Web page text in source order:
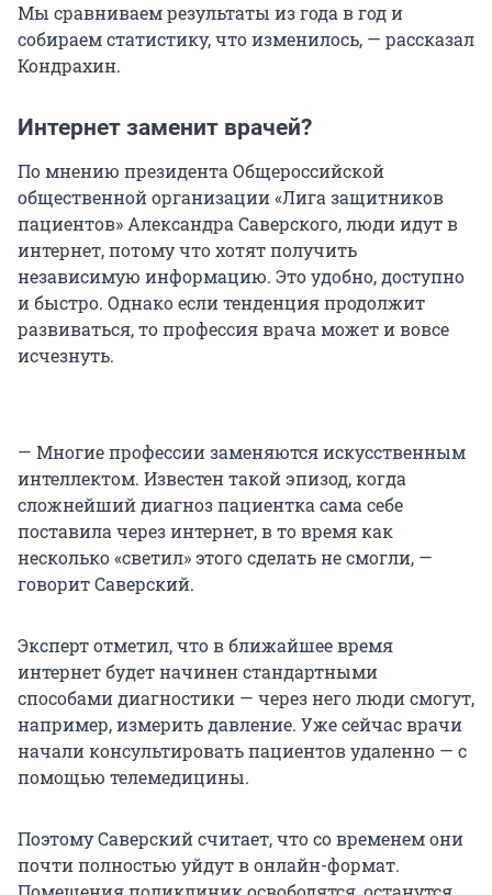
Мы сравниваем результаты из года в год и
собираем статистику, что изменилось, — рассказал
Кондрахин.
Интернет заменит врачей?
По мнению президента Общероссийской
общественной организации «Лига защитников
пациентов» Александра Саверского, люди идут в
интернет, потому что хотят получить
независимую информацию. Это удобно, доступно
и быстро. Однако если тенденция продолжит
развиваться, то профессия врача может и вовсе
исчезнуть.
— Многие профессии заменяются искусственным
интеллектом. Известен такой эпизод, когда
сложнейший диагноз пациентка сама себе
поставила через интернет, в то время как
несколько «светил» этого сделать не смогли, —
говорит Саверский.
Эксперт отметил, что в ближайшее время
интернет будет начинен стандартными
способами диагностики — через него люди смогут,
например, измерить давление. Уже сейчас врачи
начали консультировать пациентов удаленно — с
помощью телемедицины.
Поэтому Саверский считает, что со временем они
почти полностью уйдут в онлайн-формат.